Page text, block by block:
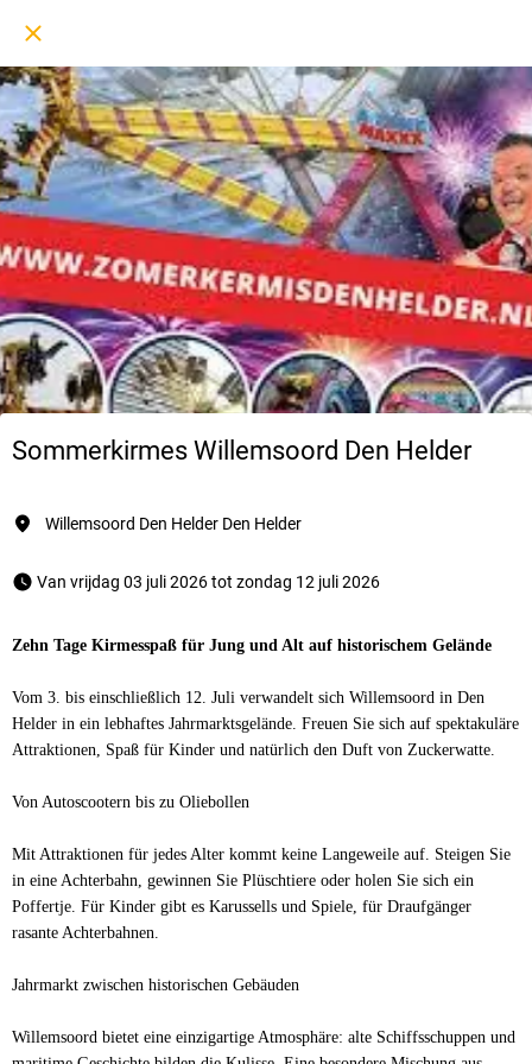
Sommerkirmes Willemsoord Den Helder
Willemsoord Den Helder Den Helder
Van vrijdag 03 juli 2026 tot zondag 12 juli 2026
Zehn Tage Kirmesspaß für Jung und Alt auf historischem Gelände
Vom 3. bis einschließlich 12. Juli verwandelt sich Willemsoord in Den
Helder in ein lebhaftes Jahrmarktsgelände. Freuen Sie sich auf spektakuläre
Attraktionen, Spaß für Kinder und natürlich den Duft von Zuckerwatte.
Von Autoscootern bis zu Oliebollen
Mit Attraktionen für jedes Alter kommt keine Langeweile auf. Steigen Sie
in eine Achterbahn, gewinnen Sie Plüschtiere oder holen Sie sich ein
Poffertje. Für Kinder gibt es Karussells und Spiele, für Draufgänger
rasante Achterbahnen.
Jahrmarkt zwischen historischen Gebäuden
Willemsoord bietet eine einzigartige Atmosphäre: alte Schiffsschuppen und